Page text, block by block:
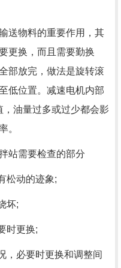
送物料的重要作用，其
更换，而且需要勤换
部放完，做法是旋转滚
低位置。减速电机内部
油量过多或过少都会影
。
站需要检查的部分
松动的迹象;
坏;
时更换;
，必要时更换和调整间